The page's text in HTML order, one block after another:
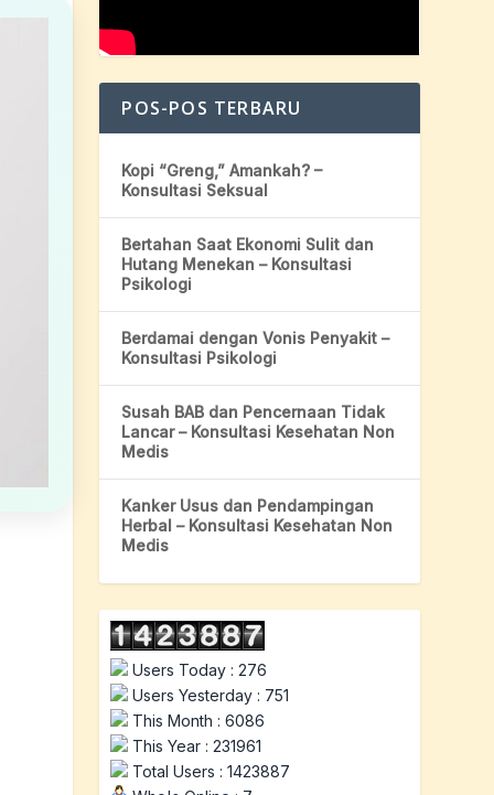
POS-POS TERBARU
Kopi “Greng,” Amankah? –
Konsultasi Seksual
Bertahan Saat Ekonomi Sulit dan
Hutang Menekan – Konsultasi
Psikologi
Berdamai dengan Vonis Penyakit –
Konsultasi Psikologi
Susah BAB dan Pencernaan Tidak
Lancar – Konsultasi Kesehatan Non
Medis
Kanker Usus dan Pendampingan
Herbal – Konsultasi Kesehatan Non
Medis
Users Today : 276
Users Yesterday : 751
This Month : 6086
This Year : 231961
Total Users : 1423887